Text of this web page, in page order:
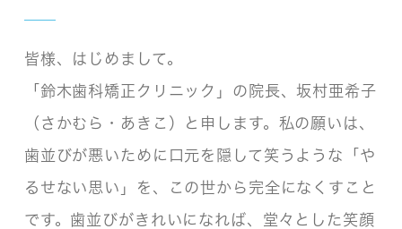
皆様、はじめまして。
「鈴木歯科矯正クリニック」の院長、坂村亜希子
（さかむら・あきこ）と申します。私の願いは、
歯並びが悪いために口元を隠して笑うような「や
るせない思い」を、この世から完全になくすこと
です。歯並びがきれいになれば、堂々とした笑顔